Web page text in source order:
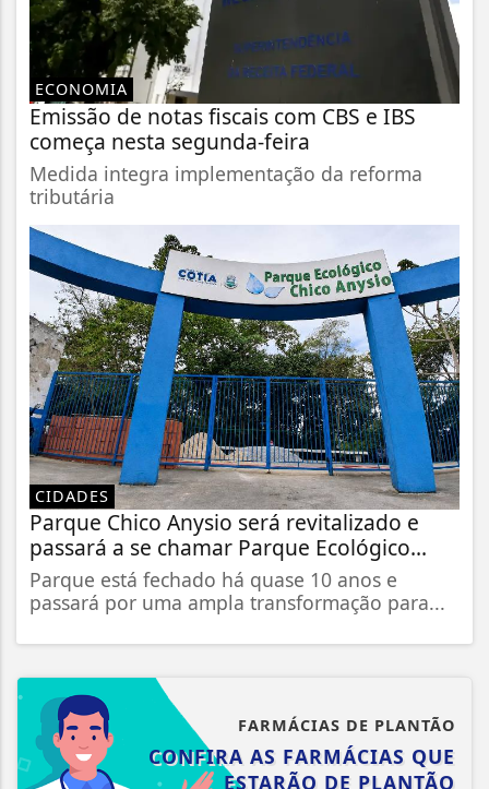
ECONOMIA
Emissão de notas fiscais com CBS e IBS
começa nesta segunda-feira
Medida integra implementação da reforma
tributária
CIDADES
Parque Chico Anysio será revitalizado e
passará a se chamar Parque Ecológico...
Parque está fechado há quase 10 anos e
passará por uma ampla transformação para...
FARMÁCIAS DE PLANTÃO
CONFIRA AS FARMÁCIAS QUE
ESTARÃO DE PLANTÃO